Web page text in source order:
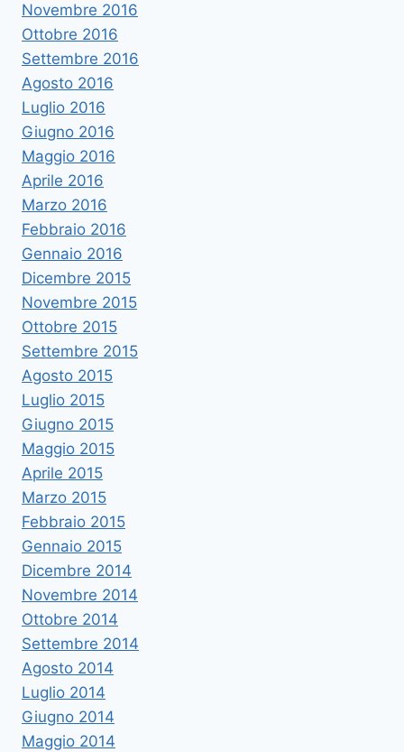
Novembre 2016
Ottobre 2016
Settembre 2016
Agosto 2016
Luglio 2016
Giugno 2016
Maggio 2016
Aprile 2016
Marzo 2016
Febbraio 2016
Gennaio 2016
Dicembre 2015
Novembre 2015
Ottobre 2015
Settembre 2015
Agosto 2015
Luglio 2015
Giugno 2015
Maggio 2015
Aprile 2015
Marzo 2015
Febbraio 2015
Gennaio 2015
Dicembre 2014
Novembre 2014
Ottobre 2014
Settembre 2014
Agosto 2014
Luglio 2014
Giugno 2014
Maggio 2014